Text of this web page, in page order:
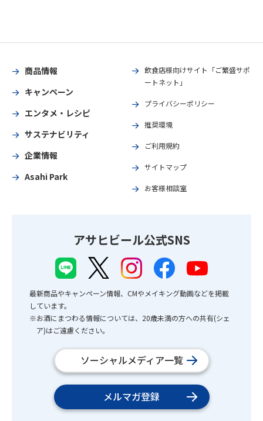
商品情報
キャンペーン
エンタメ・レシピ
サステナビリティ
企業情報
Asahi Park
飲食店様向けサイト「ご繁盛サポ
ートネット」
プライバシーポリシー
推奨環境
ご利用規約
サイトマップ
お客様相談室
アサヒビール公式SNS
最新商品やキャンペーン情報、CMやメイキング動画などを掲載
しています。
※お酒にまつわる情報については、20歳未満の方への共有(シェ
ア)はご遠慮ください。
ソーシャルメディア一覧
メルマガ登録